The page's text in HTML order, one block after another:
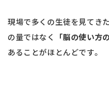
現場で多くの生徒を見てき
の量ではなく
「脳の使い方
あることがほとんどです。